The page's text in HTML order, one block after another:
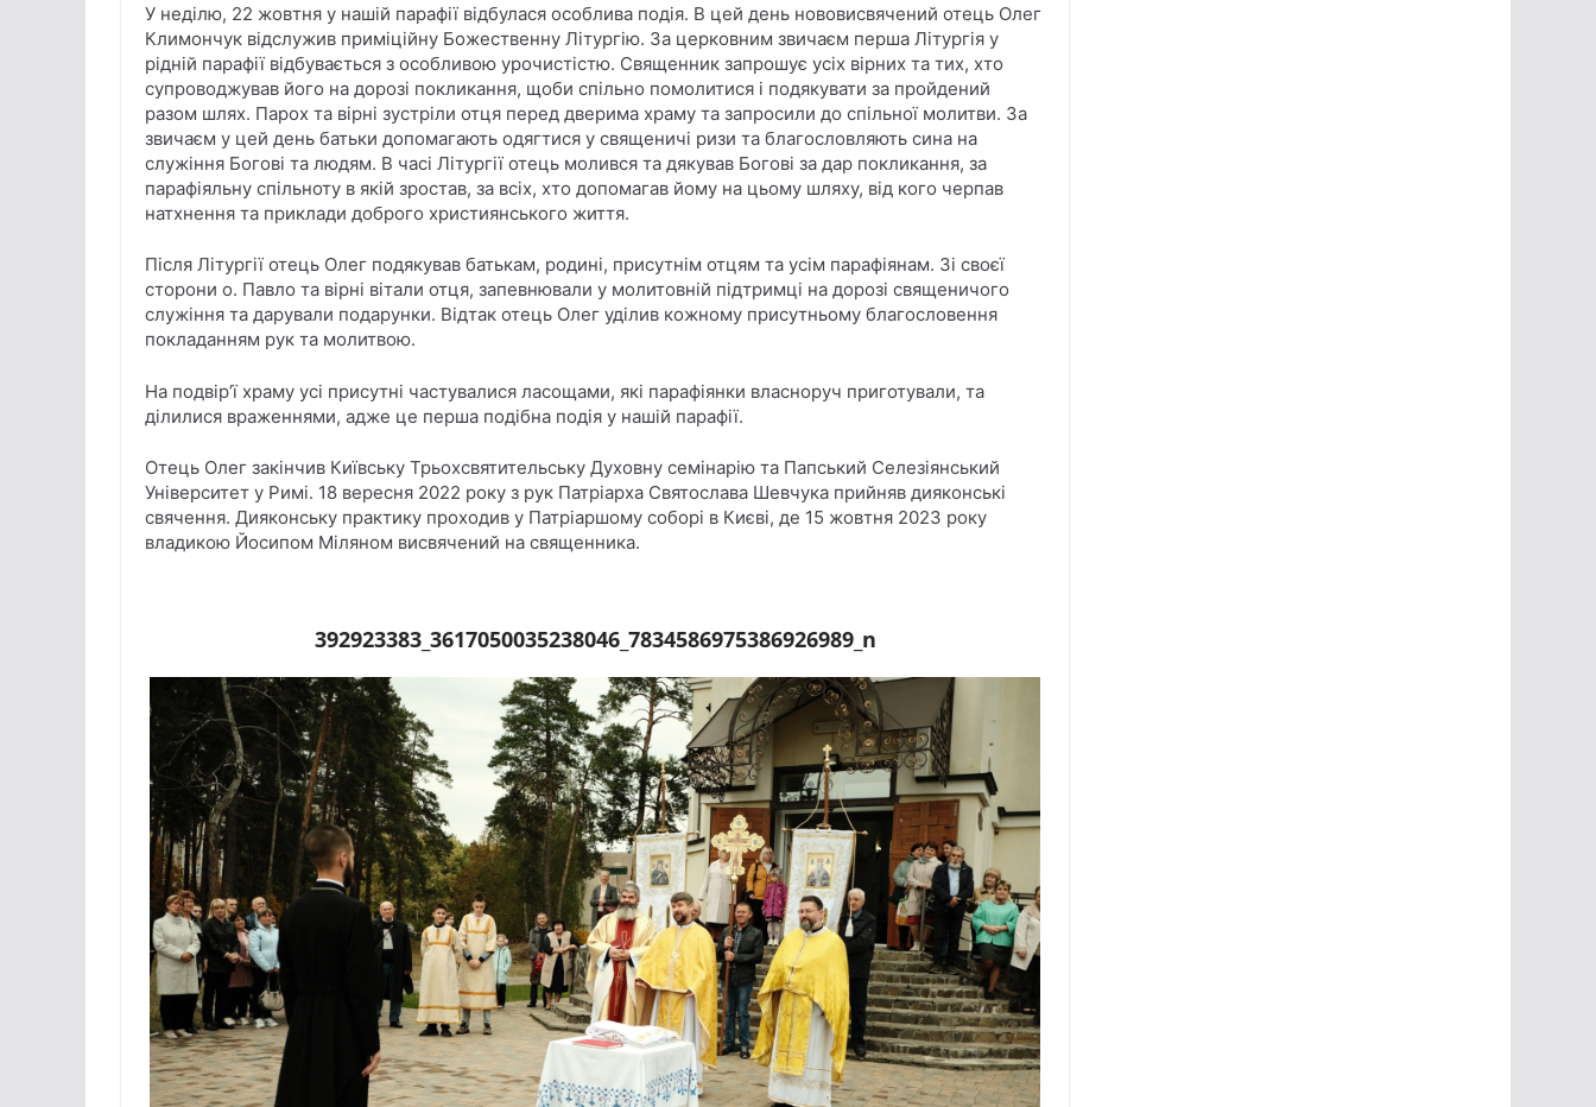
У неділю, 22 жовтня у нашій парафії відбулася особлива подія. В цей день нововисвячений отець Олег
Климончук відслужив приміційну Божественну Літургію. За церковним звичаєм перша Літургія у
рідній парафії відбувається з особливою урочистістю. Священник запрошує усіх вірних та тих, хто
супроводжував його на дорозі покликання, щоби спільно помолитися і подякувати за пройдений
разом шлях. Парох та вірні зустріли отця перед дверима храму та запросили до спільної молитви. За
звичаєм у цей день батьки допомагають одягтися у священичі ризи та благословляють сина на
служіння Богові та людям. В часі Літургії отець молився та дякував Богові за дар покликання, за
парафіяльну спільноту в якій зростав, за всіх, хто допомагав йому на цьому шляху, від кого черпав
натхнення та приклади доброго християнського життя.
Після Літургії отець Олег подякував батькам, родині, присутнім отцям та усім парафіянам. Зі своєї
сторони о. Павло та вірні вітали отця, запевнювали у молитовній підтримці на дорозі священичого
служіння та дарували подарунки. Відтак отець Олег уділив кожному присутньому благословення
покладанням рук та молитвою.
На подвір’ї храму усі присутні частувалися ласощами, які парафіянки власноруч приготували, та
ділилися враженнями, адже це перша подібна подія у нашій парафії.
Отець Олег закінчив Київську Трьохсвятительську Духовну семінарію та Папський Селезіянський
Університет у Римі. 18 вересня 2022 року з рук Патріарха Святослава Шевчука прийняв дияконські
свячення. Дияконську практику проходив у Патріаршому соборі в Києві, де 15 жовтня 2023 року
владикою Йосипом Міляном висвячений на священника.
392923383_3617050035238046_7834586975386926989_n